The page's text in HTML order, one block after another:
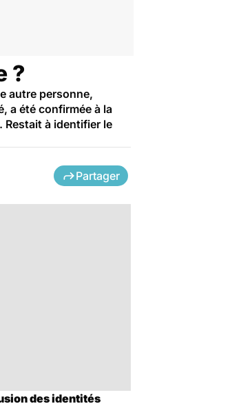
?
autre personne,
a été confirmée à la
à identifier le
Partager
des identités